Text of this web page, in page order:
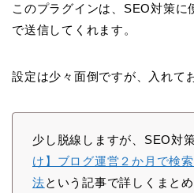
このプラグインは、SEO対策に
で送信してくれます。
設定は少々面倒ですが、入れて
少し脱線しますが、SEO対
け】ブログ運営２か月で検
法という記事で詳しくまと